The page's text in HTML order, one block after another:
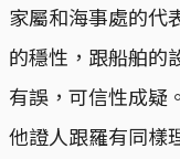
家屬和海事處的代
的穩性，跟船舶的
有誤，可信性成疑
他證人跟羅有同樣